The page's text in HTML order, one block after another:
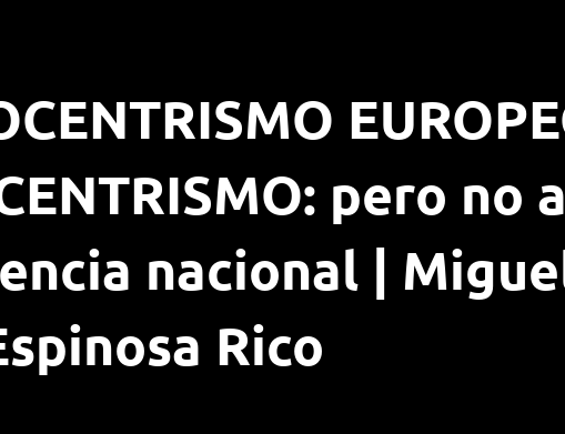
pero no
nacional |
Rico